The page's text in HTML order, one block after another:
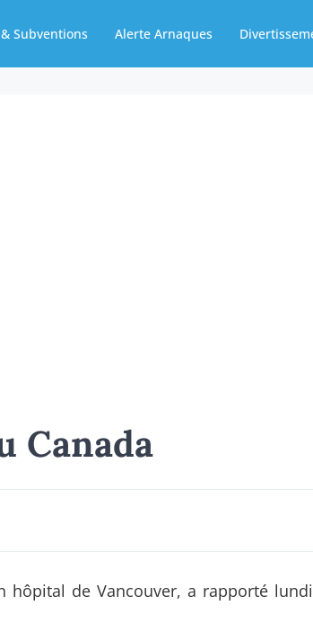
Subventions Alerte Arnaques
Canada
hôpital de Vancouver, a rapporté